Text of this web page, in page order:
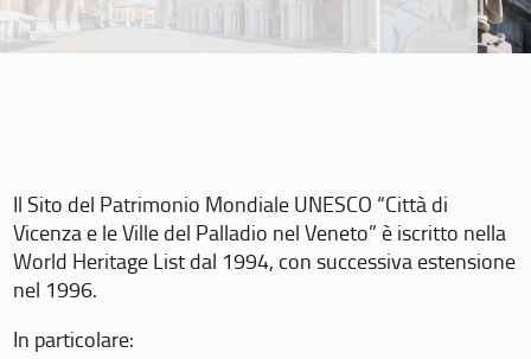
Il Sito del Patrimonio Mondiale UNESCO “Città di
Vicenza e le Ville del Palladio nel Veneto” è iscritto nella
World Heritage List dal 1994, con successiva estensione
nel 1996.
In particolare: